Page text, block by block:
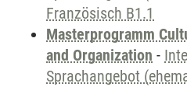
Französisch B1.1
Masterprogramm
and Organization -
Sprachangebot